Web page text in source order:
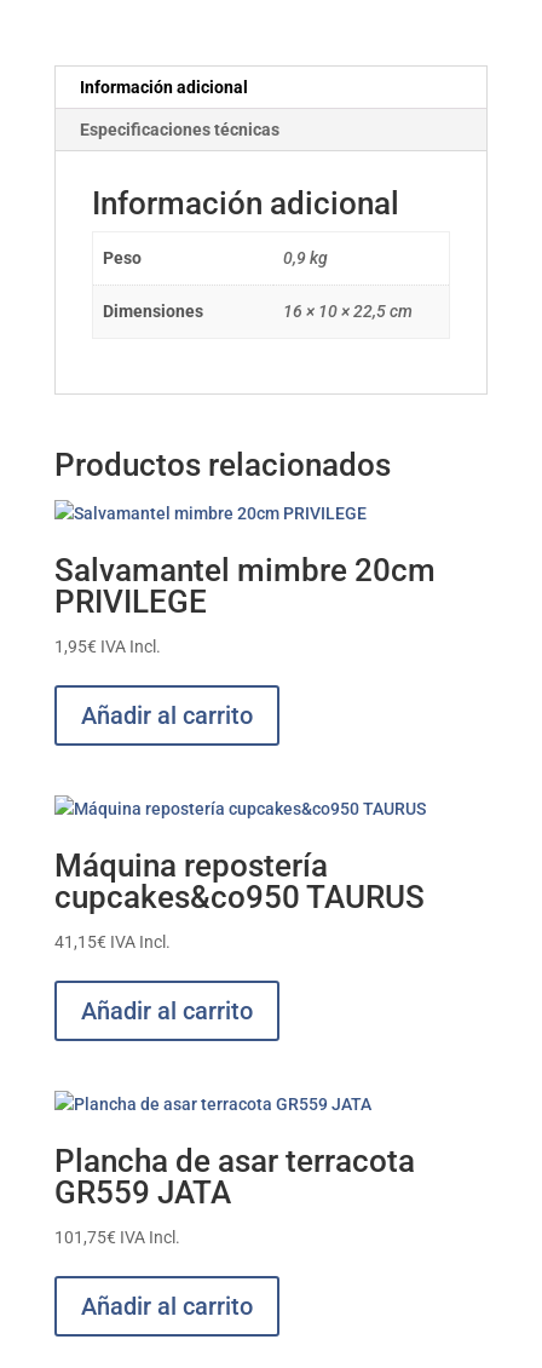
Información adicional
Especificaciones técnicas
Información adicional
Peso 0,9 kg
Dimensiones 16 × 10 × 22,5 cm
Productos relacionados
Salvamantel mimbre 20cm
PRIVILEGE
1,95€ IVA Incl.
Añadir al carrito
Máquina repostería
cupcakes&co950 TAURUS
41,15€ IVA Incl.
Añadir al carrito
Plancha de asar terracota
GR559 JATA
101,75€ IVA Incl.
Añadir al carrito